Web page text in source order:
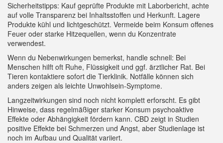
Sicherheitstipps: Kauf geprüfte Produkte mit Laborbericht, achte
auf volle Transparenz bei Inhaltsstoffen und Herkunft. Lagere
Produkte kühl und lichtgeschützt. Vermeide beim Konsum offenes
Feuer oder starke Hitzequellen, wenn du Konzentrate
verwendest.
Wenn du Nebenwirkungen bemerkst, handle schnell: Bei
Menschen hilft oft Ruhe, Flüssigkeit und ggf. ärztlicher Rat. Bei
Tieren kontaktiere sofort die Tierklinik. Notfälle können sich
anders zeigen als leichte Unwohlsein-Symptome.
Langzeitwirkungen sind noch nicht komplett erforscht. Es gibt
Hinweise, dass regelmäßiger starker Konsum psychoaktive
Effekte oder Abhängigkeit fördern kann. CBD zeigt in Studien
positive Effekte bei Schmerzen und Angst, aber Studienlage ist
noch im Aufbau und Qualität variiert.